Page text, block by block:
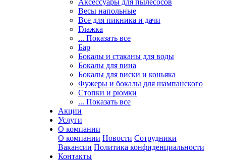
Аксессуары для пылесосов
Весы напольные
Все для пикника и дачи
Глажка
... Показать все
Бар
Бокалы и стаканы для воды
Бокалы для вина
Бокалы для виски и коньяка
Фужеры и бокалы для шампанского
Стопки и рюмки
... Показать все
Акции
Услуги
О компании
О компании Новости Сотрудники
Вакансии Политика конфиденциальности
Контакты